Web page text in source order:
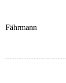
Fährmann